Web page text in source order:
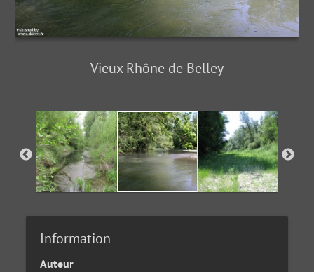
Vieux Rhône de Belley
Information
Auteur